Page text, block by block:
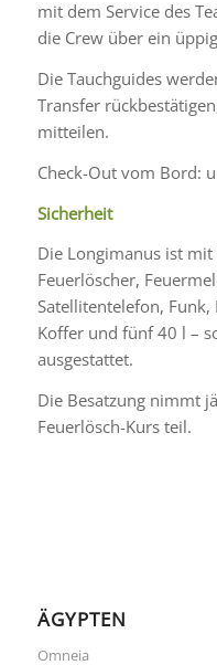
mit dem Service des
die Crew über ein
Die Tauchguides
Transfer
mitteilen.
Check-Out vom Bord:
Sicherheit
Die Longimanus ist mit
Feuerlöscher,
Satellitentelefon, Funk,
Koffer und fünf 40 l –
ausgestattet.
Die Besatzung nimmt
Feuerlösch-Kurs teil.
ÄGYPTEN
Omneia